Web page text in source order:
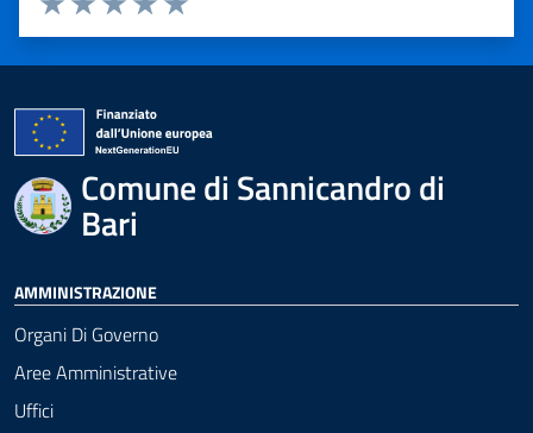
Valuta 5 stelle su 5
Valuta 4 stelle su 5
Valuta 3 stelle su 5
Valuta 2 stelle su 5
Valuta 1 stelle su 5
Comune di Sannicandro di
Bari
AMMINISTRAZIONE
Organi Di Governo
Aree Amministrative
Uffici